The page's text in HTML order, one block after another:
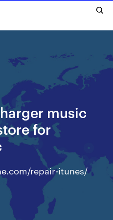
music
for
repair-itunes/